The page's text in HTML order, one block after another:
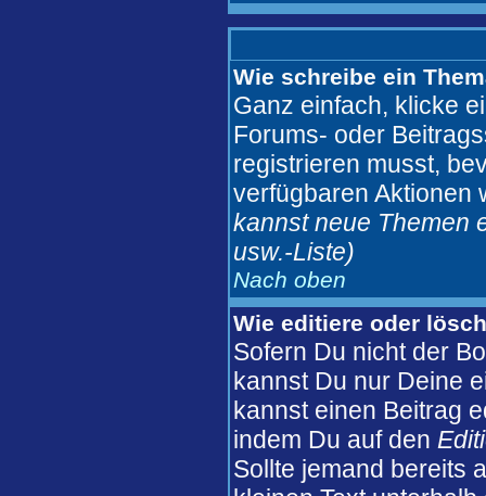
Wie schreibe ein
Ganz einfach, klicke
Forums- oder
registrieren musst,
verfügbaren Aktionen
kannst neue Themen
usw.-Liste)
Nach oben
Wie editiere oder
Sofern Du nicht der
kannst Du nur Deine
kannst einen Beitrag
indem Du auf den
Sollte jemand bereits